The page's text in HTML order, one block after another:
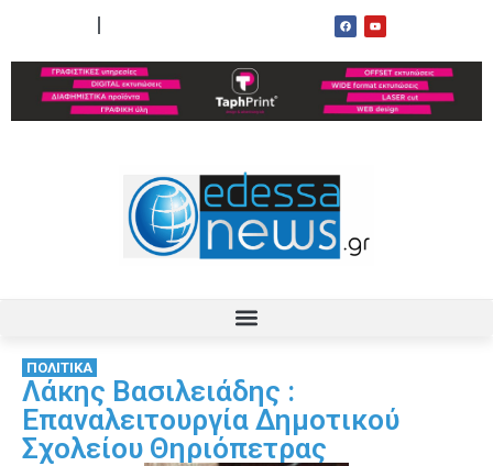
ΠΟΛΙΤΙΚΑ
Λάκης Βασιλειάδης :
Επαναλειτουργία Δημοτικού
Σχολείου Θηριόπετρας